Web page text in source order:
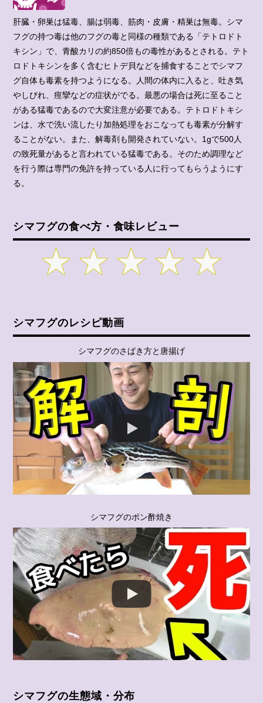
肝臓・卵巣は猛毒、腸は弱毒、筋肉・皮膚・精巣は無毒。シマ
フグの持つ毒は他のフグの毒と同様の種類である「テトロドト
キシン」で、青酸カリの約850倍もの毒性があるとされる。テト
ロドトキシンを多く含むヒトデ貝などを捕食することでシマフ
グ自体も毒素を持つようになる。人間の体内に入ると、吐き気
やしびれ、痙攣などの症状がでる。最悪の場合は死に至ること
がある猛毒であるので大変注意が必要である。テトロドトキシ
ンは、水で洗い流したり加熱処理をおこなっても毒素が分解す
ることがない。また、解毒剤も開発されていない。1gで500人
の致死量があると言われている猛毒である。そのため調理など
を行う際は専門の免許を持っている人に行ってもらうようにす
る。
シマフグの食べ方・食味レビュー
シマフグのレシピ動画
シマフグのさばき方と唐揚げ
シマフグのポン酢焼き
シマフグの生態域・分布